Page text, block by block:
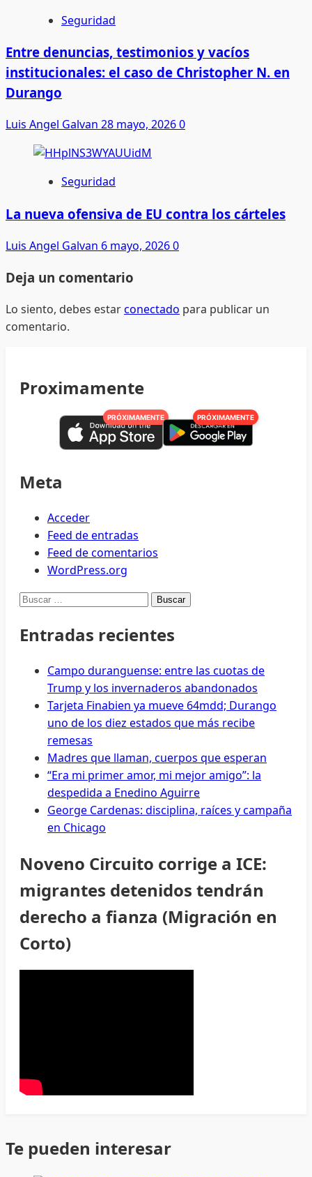
Seguridad
Entre denuncias, testimonios y vacíos
institucionales: el caso de Christopher N. en
Durango
Luis Angel Galvan 28 mayo, 20260
Seguridad
La nueva ofensiva de EU contra los cárteles
Luis Angel Galvan 6 mayo, 20260
Deja un comentario
Lo siento, debes estarconectado para publicar un
comentario.
Proximamente
PRÓXIMAMENTE PRÓXIMAMENTE
Meta
Acceder
Feed de entradas
Feed de comentarios
WordPress.org
Buscar:
Entradas recientes
Campo duranguense: entre las cuotas de
Trump y los invernaderos abandonados
Tarjeta Finabien ya mueve 64mdd; Durango
uno de los diez estados que más recibe
remesas
Madres que llaman, cuerpos que esperan
“Era mi primer amor, mi mejor amigo”: la
despedida a Enedino Aguirre
George Cardenas: disciplina, raíces y campaña
en Chicago
Noveno Circuito corrige a ICE:
migrantes detenidos tendrán
derecho a fianza (Migración en
Corto)
Te pueden interesar